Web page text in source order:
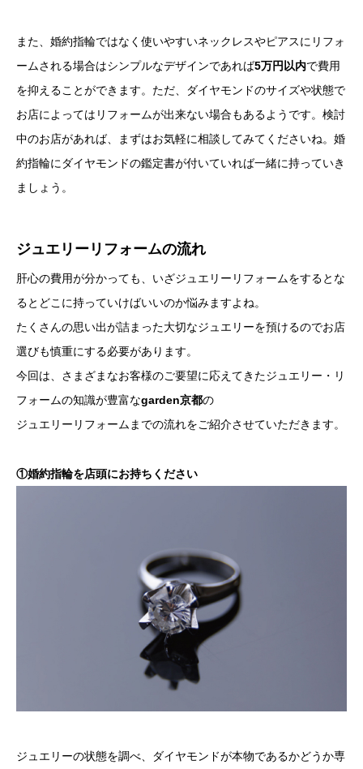
また、婚約指輪ではなく使いやすいネックレスやピアスにリフォ
ームされる場合はシンプルなデザインであれば5万円以内で費用
を抑えることができます。ただ、ダイヤモンドのサイズや状態で
お店によってはリフォームが出来ない場合もあるようです。検討
中のお店があれば、まずはお気軽に相談してみてくださいね。婚
約指輪にダイヤモンドの鑑定書が付いていれば一緒に持っていき
ましょう。
ジュエリーリフォームの流れ
肝心の費用が分かっても、いざジュエリーリフォームをするとな
るとどこに持っていけばいいのか悩みますよね。
たくさんの思い出が詰まった大切なジュエリーを預けるのでお店
選びも慎重にする必要があります。
今回は、さまざまなお客様のご要望に応えてきたジュエリー・リ
フォームの知識が豊富なgarden京都の
ジュエリーリフォームまでの流れをご紹介させていただきます。
①婚約指輪を店頭にお持ちください
ジュエリーの状態を調べ、ダイヤモンドが本物であるかどうか専